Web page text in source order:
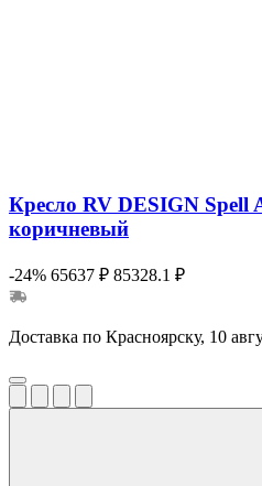
Кресло RV DESIGN Spell
коричневый
-24% 65637 ₽ 85328.1 ₽
Доставка по Красноярску, 10